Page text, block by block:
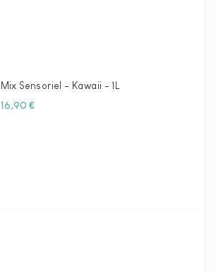
Mix Sensoriel - Kawaii - 1L
16,90 €Prix